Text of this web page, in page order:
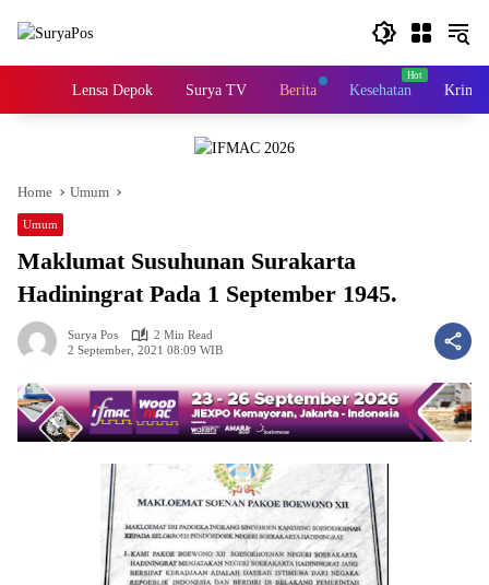
HomeLensa Depok Surya TV Berita Kesehatan
Home Umum
Umum
Maklumat Susuhunan Surakarta
Hadiningrat Pada 1 September 1945.
Surya Pos
2 Min Read
2 September, 2021 08:09 WIB